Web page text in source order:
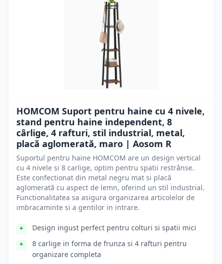
HOMCOM Suport pentru haine cu 4 nivele,
stand pentru haine independent, 8
cârlige, 4 rafturi, stil industrial, metal,
placă aglomerată, maro | Aosom R
Suportul pentru haine HOMCOM are un design vertical
cu 4 nivele si 8 carlige, optim pentru spatii restrânse.
Este confectionat din metal negru mat si placă
aglomerată cu aspect de lemn, oferind un stil industrial.
Functionalitatea sa asigura organizarea articolelor de
imbracaminte si a gentilor in intrare.
Design ingust perfect pentru colturi si spatii mici
8 carlige in forma de frunza si 4 rafturi pentru
organizare completa